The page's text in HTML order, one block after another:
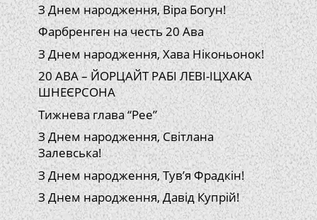
З Днем народження, Віра Богун!
Фарбренген на честь 20 Ава
З Днем народження, Хава Ніконьонок!
20 АВА – ЙОРЦАЙТ РАБІ ЛЕВІ-ІЦХАКА
ШНЕЄРСОНА
Тижнева глава “Рее”
З Днем народження, Світлана
Залевська!
З Днем народження, Тув’я Фрадкін!
З Днем народження, Давід Купрій!